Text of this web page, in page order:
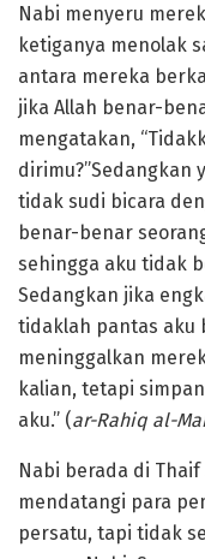
Nabi menyeru
ketiganya menolak
antara mereka
jika Allah benar-
mengatakan,
dirimu?”Sedangkan
tidak sudi bicara
benar-benar
sehingga aku tidak
Sedangkan jika
tidaklah pantas aku
meninggalkan
kalian, tetapi
aku.” (ar-Rahiq al-
Nabi berada di
mendatangi para
persatu, tapi tidak